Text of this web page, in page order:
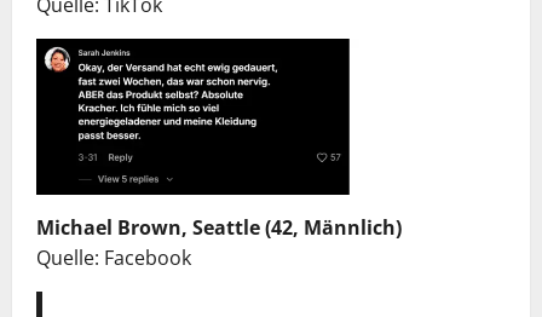
Michael Brown, Seattle (42, Männlich)
Quelle: Facebook